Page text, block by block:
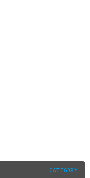
CATEGORY